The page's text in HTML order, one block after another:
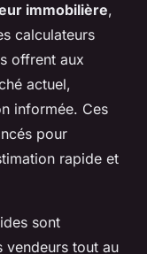
immobilière,
calculateurs
offrent aux
actuel,
informée. Ces
pour
rapide et
sont
vendeurs tout au